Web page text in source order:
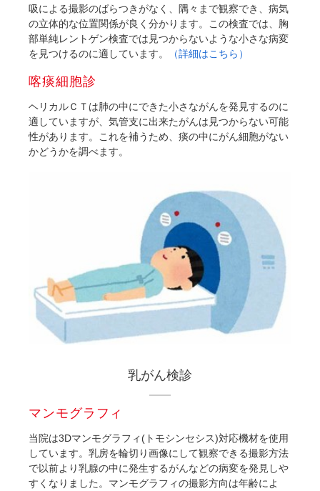
吸による撮影のばらつきがなく、隅々まで観察でき、病気
の立体的な位置関係が良く分かります。この検査では、胸
部単純レントゲン検査では見つからないような小さな病変
を見つけるのに適しています。
（詳細はこちら）
喀痰細胞診
ヘリカルＣＴは肺の中にできた小さながんを発見するのに
適していますが、気管支に出来たがんは見つからない可能
性があります。これを補うため、痰の中にがん細胞がない
かどうかを調べます。
乳がん検診
マンモグラフィ
当院は3Dマンモグラフィ(トモシンセシス)対応機材を使用
しています。乳房を輪切り画像にして観察できる撮影方法
で以前より乳腺の中に発生するがんなどの病変を発見しや
すくなりました。マンモグラフィの撮影方向は年齢によ